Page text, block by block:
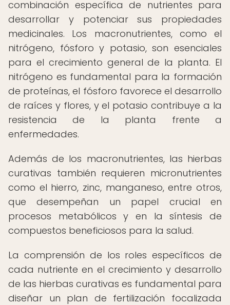
combinación específica de nutrientes para
desarrollar y potenciar sus propiedades
medicinales. Los macronutrientes, como el
nitrógeno, fósforo y potasio, son esenciales
para el crecimiento general de la planta. El
nitrógeno es fundamental para la formación
de proteínas, el fósforo favorece el desarrollo
de raíces y flores, y el potasio contribuye a la
resistencia de la planta frente a
enfermedades.
Además de los macronutrientes, las hierbas
curativas también requieren micronutrientes
como el hierro, zinc, manganeso, entre otros,
que desempeñan un papel crucial en
procesos metabólicos y en la síntesis de
compuestos beneficiosos para la salud.
La comprensión de los roles específicos de
cada nutriente en el crecimiento y desarrollo
de las hierbas curativas es fundamental para
diseñar un plan de fertilización focalizada